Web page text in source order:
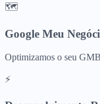
🗺️
Google Meu
Optimizamos o seu
⚡